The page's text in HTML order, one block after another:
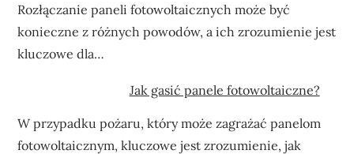
Rozłączanie paneli fotowoltaicznych może być
konieczne z różnych powodów, a ich zrozumienie jest
kluczowe dla…
Jak gasić panele fotowoltaiczne?
W przypadku pożaru, który może zagrażać panelom
fotowoltaicznym, kluczowe jest zrozumienie, jak